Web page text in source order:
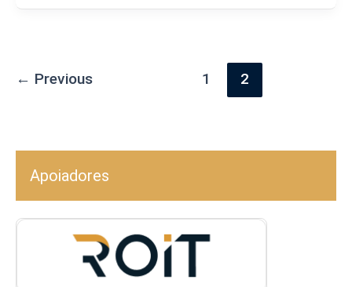
← Previous 1 2
Apoiadores